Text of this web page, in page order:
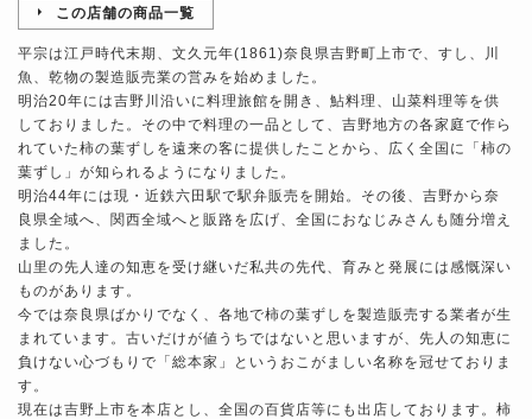
この店舗の商品一覧
平宗は江戸時代末期、文久元年(1861)奈良県吉野町上市で、すし、川
魚、乾物の製造販売業の営みを始めました。
明治20年には吉野川沿いに料理旅館を開き、鮎料理、山菜料理等を供
しておりました。その中で料理の一品として、吉野地方の各家庭で作ら
れていた柿の葉ずしを遠来の客に提供したことから、広く全国に「柿の
葉ずし」が知られるようになりました。
明治44年には現・近鉄六田駅で駅弁販売を開始。その後、吉野から奈
良県全域へ、関西全域へと販路を広げ、全国におなじみさんも随分増え
ました。
山里の先人達の知恵を受け継いだ私共の先代、育みと発展には感慨深い
ものがあります。
今では奈良県ばかりでなく、各地で柿の葉ずしを製造販売する業者が生
まれています。古いだけが値うちではないと思いますが、先人の知恵に
負けない心づもりで「総本家」というおこがましい名称を冠せておりま
す。
現在は吉野上市を本店とし、全国の百貨店等にも出店しております。柿